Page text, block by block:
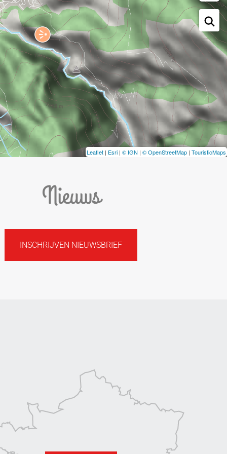
Leaflet | Esri | © IGN | © OpenStreetMap | TouristicMaps
Nieuws
INSCHRIJVEN NIEUWSBRIEF